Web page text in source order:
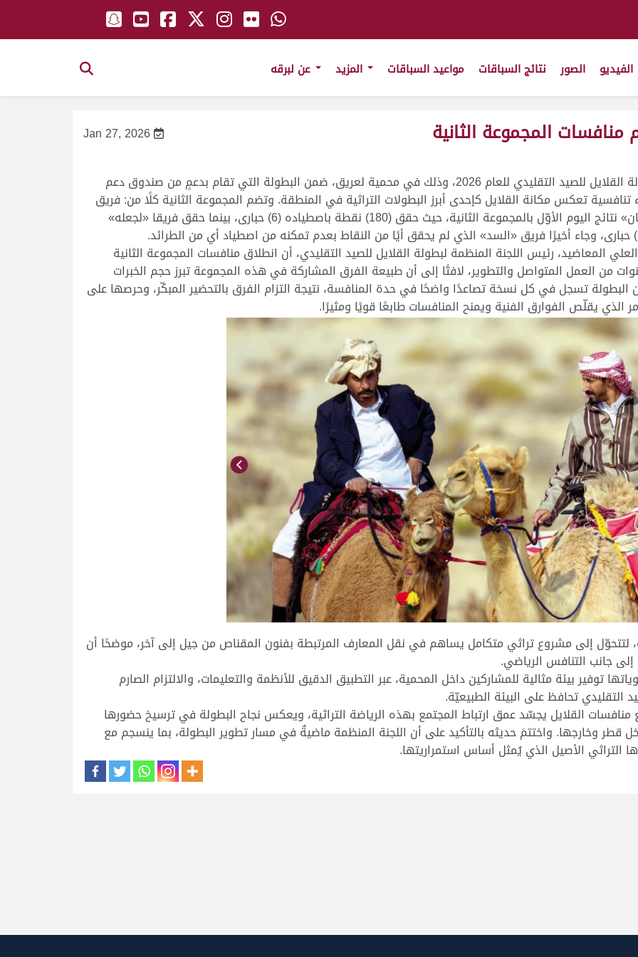
الصور نتائج السباقات مواعيد السباقات
Jan 27, 2026 المجموعة الثانية
انطلقت أمس منافسات المجموعة الثانية من بطولة القلايل للصيد التقليدي للعام 2026، وذلك في محمية لعريق، ضمن البطولة التي تقام بدعمٍ من صندوق دعم
تعكس مكانة القلايل كإحدى أبرز البطولات التراثية في المنطقة. وتضم المجموعة الثانية كلًا من: فريق
السد، ولجلعة، ودخان، والنخش. وتصدر فريق «دخان» نتائج اليوم الأوّل بالمجموعة الثانية، حيث حقق (180) نقطة باصطياده (6) حبارى، بينما حقق فريقا «لجعله»
المعاضيد، رئيس اللجنة المنظمة لبطولة القلايل للصيد التقليدي، أن انطلاق منافسات المجموعة الثانية
من العمل المتواصل والتطوير، لافتًا إلى أن طبيعة الفرق المشاركة في هذه المجموعة تبرز حجم الخبرات
البطولة تسجل في كل نسخة تصاعدًا واضحًا في حدة المنافسة، نتيجة التزام الفرق بالتحضير المبكّر، وحرصها على
الذي يقلّص الفوارق الفنية ويمنح المنافسات طابعًا قويًا ومثيرًا.
لتتحوّل إلى مشروع تراثي متكامل يساهم في نقل المعارف المرتبطة بفنون المقناص من جيل إلى آخر، موضحًا أن
جانب التنافس الرياضي.
توفير بيئة مثالية للمشاركين داخل المحمية، عبر التطبيق الدقيق للأنظمة والتعليمات، والالتزام الصارم
تحافظ على البيئة الطبيعيّة.
منافسات القلايل يجسّد عمق ارتباط المجتمع بهذه الرياضة التراثية، ويعكس نجاح البطولة في ترسيخ حضورها
قطر وخارجها. واختتمَ حديثه بالتأكيد على أن اللجنة المنظمة ماضيةٌ في مسار تطوير البطولة، بما ينسجم مع
التراثي الأصيل الذي يُمثل أساس استمراريتها.